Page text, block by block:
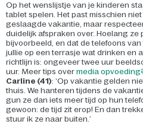
Op het wenslijstje van je kinderen
tablet spelen. Het past misschien
geslaagde vakantie, maar
duidelijk afspraken over. Hoelang ze
bijvoorbeeld, en dat de telefoons
jullie op een terrasje wat drinken en
richtlijn is: ongeveer twee uur
uur. Meer tips over media
Carline (41): ‘Op vakantie gelden
thuis. We hanteren tijdens de
gun ze dan iets meer tijd op hun
gewoon: de tijd zit erop! En dan
stuur ik ze naar buiten.’